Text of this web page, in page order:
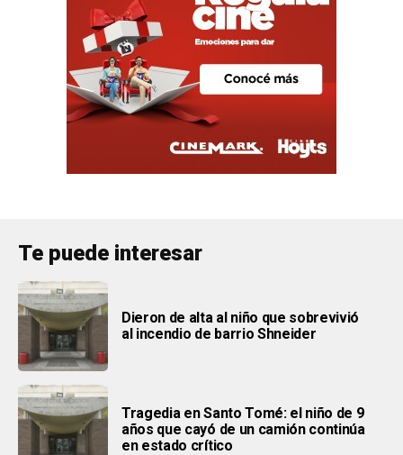
Te puede interesar
Dieron de alta al niño que sobrevivió
al incendio de barrio Shneider
Tragedia en Santo Tomé: el niño de 9
años que cayó de un camión continúa
en estado crítico